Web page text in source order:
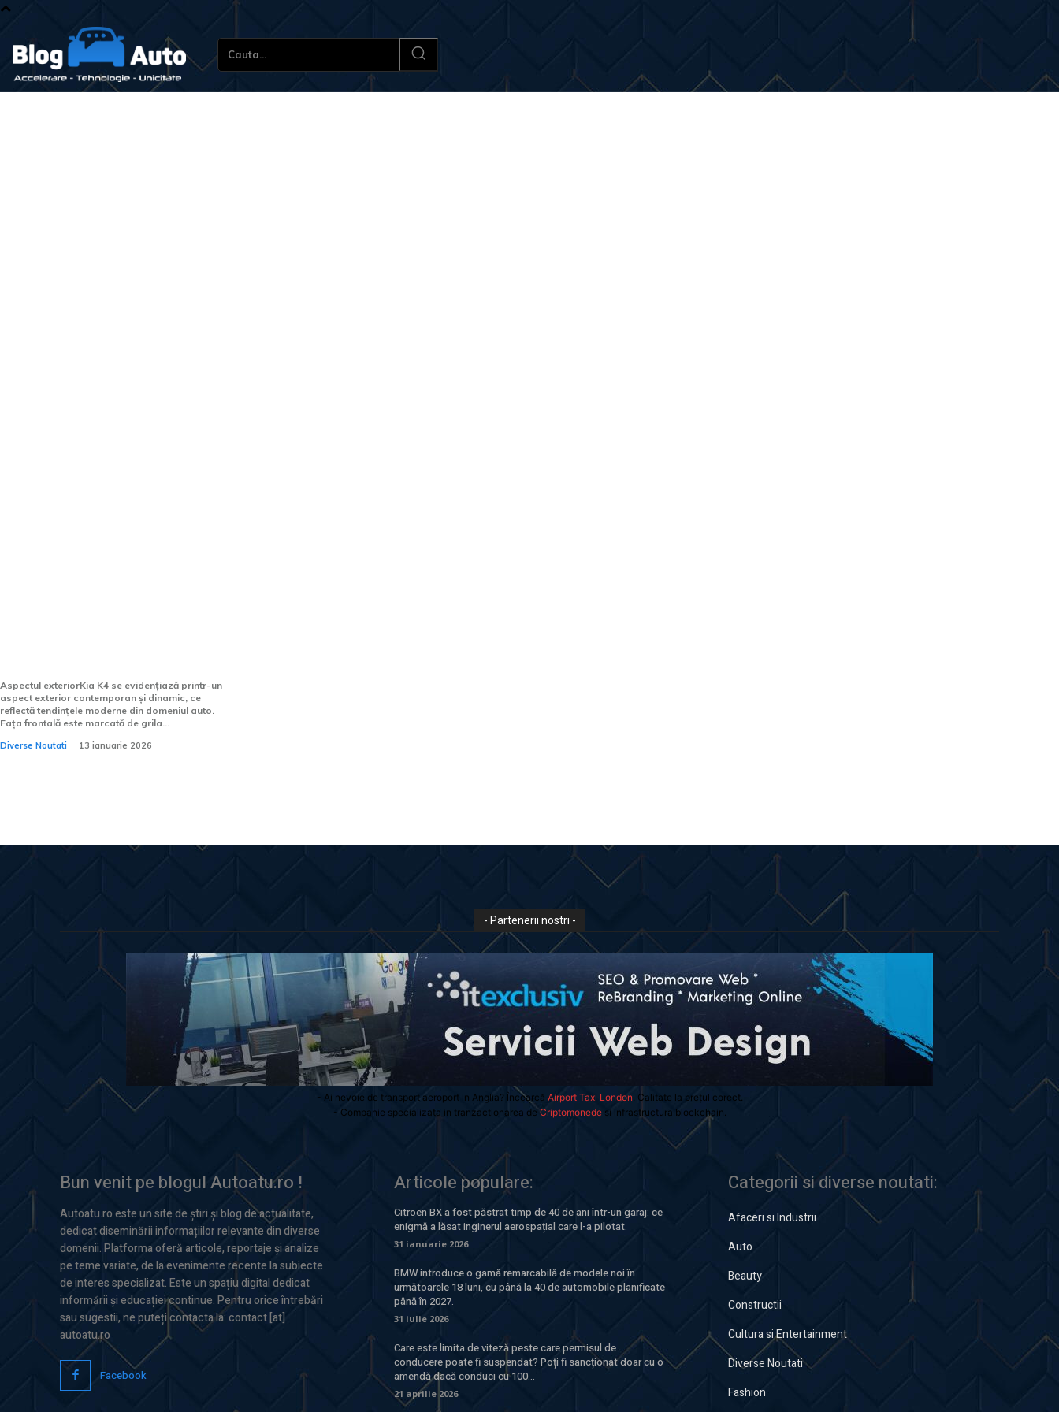
Cauta...
Aspectul exteriorKia K4 se evidențiază printr-un
aspect exterior contemporan și dinamic, ce
reflectă tendințele moderne din domeniul auto.
Fața frontală este marcată de grila...
Diverse Noutati 13 ianuarie 2026
- Partenerii nostri -
- Ai nevoie de transport aeroport in Anglia? Încearcă Airport Taxi London. Calitate la prețul corect.
- Companie specializata in tranzactionarea deCriptomonedesi infrastructura blockchain.
Bun venit pe blogul Autoatu.ro !
Autoatu.ro este un site de știri și blog de actualitate,
dedicat diseminării informațiilor relevante din diverse
domenii. Platforma oferă articole, reportaje și analize
pe teme variate, de la evenimente recente la subiecte
de interes specializat. Este un spațiu digital dedicat
informării și educației continue. Pentru orice întrebări
sau sugestii, ne puteți contacta la: contact [at]
autoatu.ro
Facebook
Articole populare:
Citroën BX a fost păstrat timp de 40 de ani într-un garaj: ce
enigmă a lăsat inginerul aerospațial care l-a pilotat.
31 ianuarie 2026
BMW introduce o gamă remarcabilă de modele noi în
următoarele 18 luni, cu până la 40 de automobile planificate
până în 2027.
31 iulie 2026
Care este limita de viteză peste care permisul de
conducere poate fi suspendat? Poți fi sancționat doar cu o
amendă dacă conduci cu 100...
21 aprilie 2026
Categorii si diverse noutati:
Afaceri si Industrii
Auto
Beauty
Constructii
Cultura si Entertainment
Diverse Noutati
Fashion